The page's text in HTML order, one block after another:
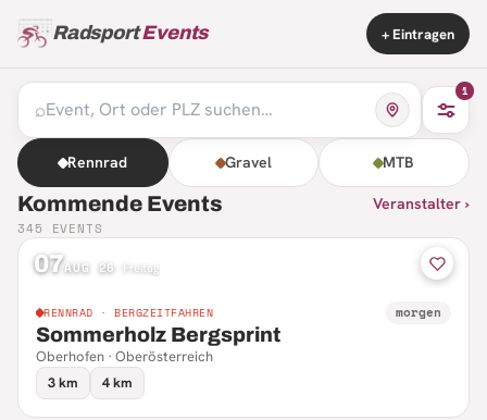
RadsportEvents + Eintragen
⌕
1
Rennrad Gravel MTB
Kommende Events Veranstalter ›
345 EVENTS
07AUG 26 Freitag
RENNRAD · BERGZEITFAHREN morgen
Sommerholz Bergsprint
Oberhofen · Oberösterreich
3 km
4 km